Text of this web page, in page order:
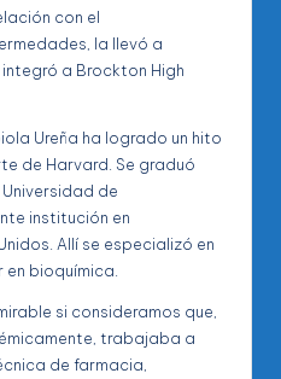
con el
la llevó a
a Brockton High
Ureña ha logrado un hito
de Harvard. Se graduó
de
institución en
Allí se especializó en
bioquímica.
si consideramos que,
trabajaba a
de farmacia,